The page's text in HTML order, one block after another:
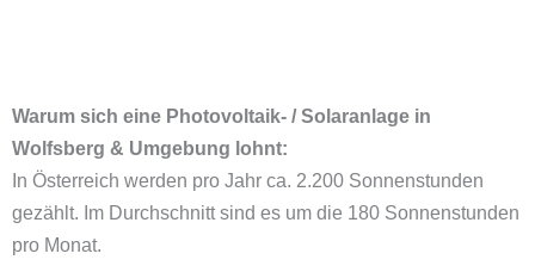
Warum sich eine Photovoltaik- / Solaranlage in
Wolfsberg & Umgebung lohnt:
In Österreich werden pro Jahr ca. 2.200 Sonnenstunden
gezählt. Im Durchschnitt sind es um die 180 Sonnenstunden
pro Monat.